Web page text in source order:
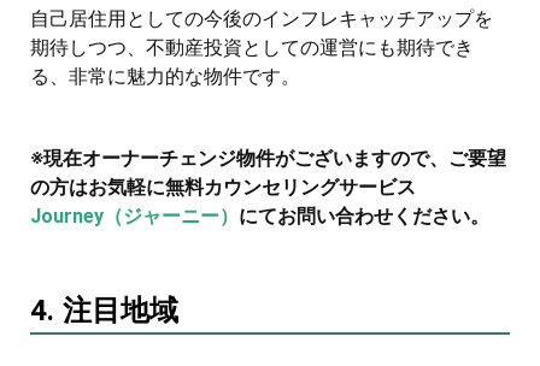
自己居住用としての今後のインフレキャッチアップを
期待しつつ、不動産投資としての運営にも期待でき
る、非常に魅力的な物件です。
※現在オーナーチェンジ物件がございますので、ご要望
の方はお気軽に無料カウンセリングサービス
Journey（ジャーニー） にてお問い合わせください。
4. 注目地域